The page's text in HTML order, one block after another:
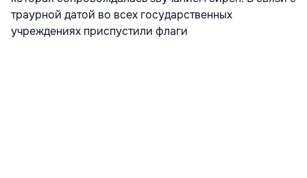
траурной датой во всех государственных
учреждениях приспустили флаги